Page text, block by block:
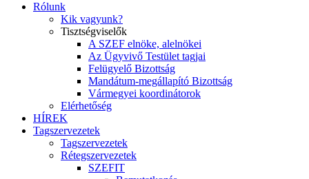
Rólunk
Kik vagyunk?
Tisztségviselők
A SZEF elnöke, alelnökei
Az Ügyvivő Testület tagjai
Felügyelő Bizottság
Mandátum-megállapító Bizottság
Vármegyei koordinátorok
Elérhetőség
HÍREK
Tagszervezetek
Tagszervezetek
Rétegszervezetek
SZEFIT